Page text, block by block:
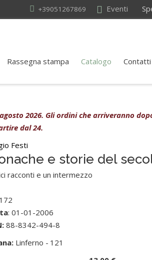
Eventi
+39051267869
Rassegna stampa Catalogo Contatti
2026. Gli ordini che arriveranno
dal 24.
Festi
e storie del
racconti e un intermezzo
172
: 01-01-2006
88-8342-494-8
Linferno - 121